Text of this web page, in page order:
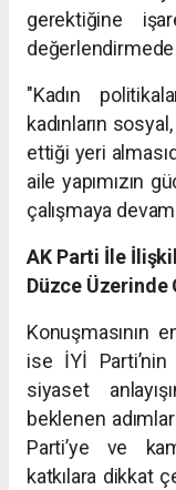
gerektiğine
"Kadın
kadınların
ettiği yeri
aile yapımızın
çalışmaya
AK Parti İle
Düzce Üzerinde
Konuşmasının
ise İYİ
siyaset
beklenen
Parti’ye ve
katkılara dikkat